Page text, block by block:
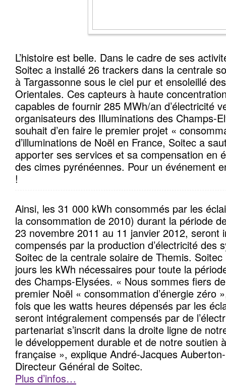
L’histoire est belle. Dans le cadre de ses
Soitec a installé 26 trackers dans la centrale
à Targassonne sous le ciel pur et ensoleillé
Orientales. Ces capteurs à haute
capables de fournir 285 MWh/an d’électricité
organisateurs des Illuminations des Champs-
souhait d’en faire le premier projet «
d’illuminations de Noël en France, Soitec a
apporter ses services et sa compensation en
des cimes pyrénéennes. Pour un événement
!
Ainsi, les 31 000 kWh consommés par les
la consommation de 2010) durant la période
23 novembre 2011 au 11 janvier 2012, seront
compensés par la production d’électricité des
Soitec de la centrale solaire de Themis.
jours les kWh nécessaires pour toute la
des Champs-Elysées. « Nous sommes fiers
premier Noël « consommation d’énergie zéro
fois que les watts heures dépensés par les
seront intégralement compensés par de
partenariat s’inscrit dans la droite ligne de
le développement durable et de notre soutien
française », explique André-Jacques
Directeur Général de Soitec.
Plus d’infos…